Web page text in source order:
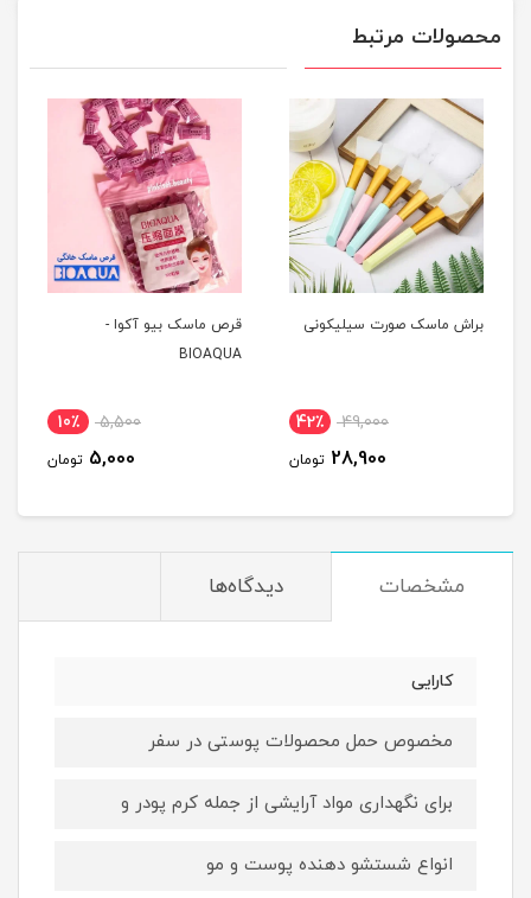
محصولات مرتبط
براش ماسک صورت سیلیکونی
49,000 42٪
28,900 تومان
قرص ماسک بیو آکوا -
BIOAQUA
5,500 10٪
5,000 تومان
مشخصات دیدگاه‌ها
کارایی
مخصوص حمل محصولات پوستی در سفر
برای نگهداری مواد آرایشی از جمله کرم پودر و
انواع شستشو دهنده پوست و مو